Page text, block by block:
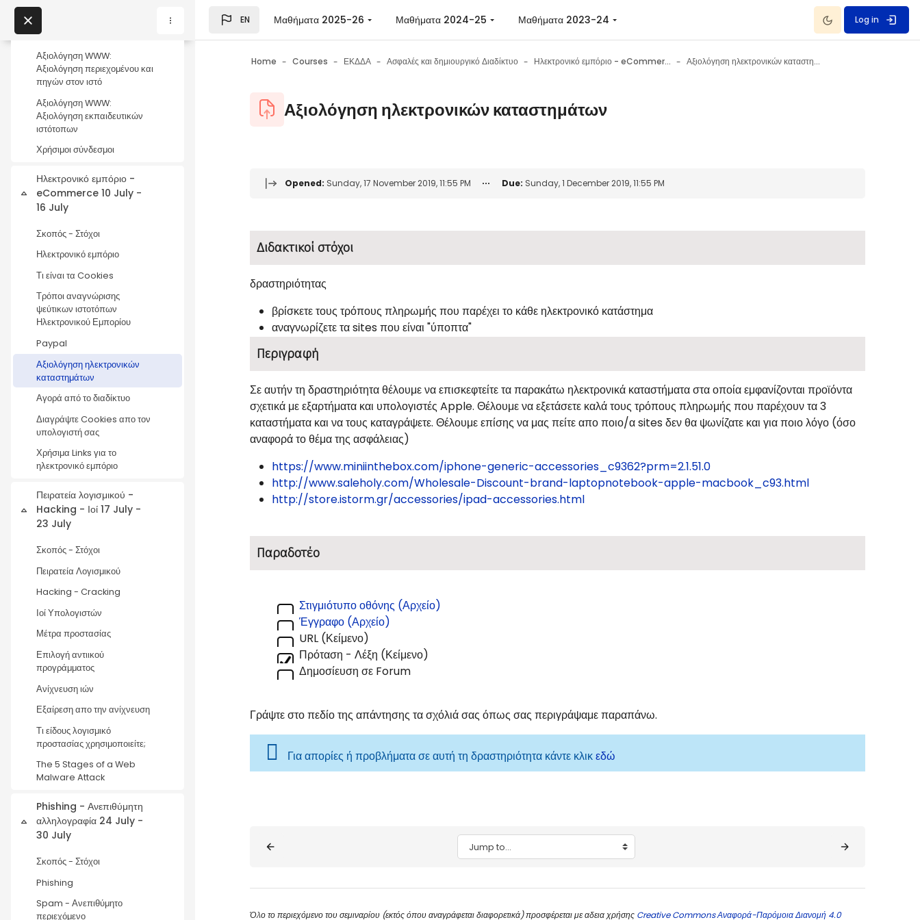
Blocks
Blocks
Αξιολόγηση WWW:
ιστότοπων
Αξιολόγηση WWW:
Αξιολόγηση περιεχομένου και
πηγών στον ιστό
Αξιολόγηση WWW:
Αξιολόγηση εκπαιδευτικών
ιστότοπων
Χρήσιμοι σύνδεσμοι
Collapse
Ηλεκτρονικό εμπόριο -
eCommerce 10 July -
16 July
Σκοπός - Στόχοι
Ηλεκτρονικό εμπόριο
Τι είναι τα Cookies
Τρόποι αναγνώρισης
ψεύτικων ιστοτόπων
Ηλεκτρονικού Εμπορίου
Paypal
Αξιολόγηση ηλεκτρονικών
καταστημάτων
Αγορά από το διαδίκτυο
Διαγράψτε Cookies απο τον
υπολογιστή σας
Χρήσιμα Links για το
ηλεκτρονικό εμπόριο
Collapse
Πειρατεία λογισμικού -
Hacking - Ιοί 17 July -
23 July
Σκοπός - Στόχοι
Πειρατεία Λογισμικού
Hacking - Cracking
Ιοί Υπολογιστών
Μέτρα προστασίας
Επιλογή αντιικού
προγράμματος
Ανίχνευση ιών
Εξαίρεση απο την ανίχνευση
Τι είδους λογισμικό
προστασίας χρησιμοποιείτε;
The 5 Stages of a Web
Malware Attack
Collapse
Phishing - Ανεπιθύμητη
αλληλογραφία 24 July -
30 July
Σκοπός - Στόχοι
Phishing
Spam - Ανεπιθύμητο
περιεχόμενο
EN Μαθήματα 2025-26 Μαθήματα 2024-25 Μαθήματα 2023-24 Dark Mode
Log in
Home Courses ΕΚΔΔΑ Ασφαλές και δημιουργικό Διαδίκτυο Ηλεκτρονικό εμπόριο - eCommerce 10 July - 16 July Αξιολόγηση ηλεκτρονικών καταστημάτων
BlocksΑξιολόγηση ηλεκτρονικών καταστημάτων
Blocks
Completion requirements
Opened: Sunday, 17 November 2019, 11:55 PM Due: Sunday, 1 December 2019, 11:55 PM
Διδακτικοί στόχοι
δραστηριότητας
βρίσκετε τους τρόπους πληρωμής που παρέχει το κάθε ηλεκτρονικό κατάστημα
αναγνωρίζετε τα sites που είναι "ύποπτα"
Περιγραφή
Σε αυτήν τη δραστηριότητα θέλουμε να επισκεφτείτε τα παρακάτω ηλεκτρονικά καταστήματα στα οποία εμφανίζονται προϊόντα
σχετικά με εξαρτήματα και υπολογιστές Apple. Θέλουμε να εξετάσετε καλά τους τρόπους πληρωμής που παρέχουν τα 3
καταστήματα και να τους καταγράψετε. Θέλουμε επίσης να μας πείτε απο ποιο/α sites δεν θα ψωνίζατε και για ποιο λόγο (όσο
αναφορά το θέμα της ασφάλειας)
https://www.miniinthebox.com/iphone-generic-accessories_c9362?prm=2.1.51.0
http://www.saleholy.com/Wholesale-Discount-brand-laptopnotebook-apple-macbook_c93.html
http://store.istorm.gr/accessories/ipad-accessories.html
Παραδοτέο
Στιγμιότυπο οθόνης (Αρχείο)
Έγγραφο (Αρχείο)
URL (Κείμενο)
Πρόταση - Λέξη (Κείμενο)
Δημοσίευση σε Forum
Γράψτε στο πεδίο της απάντησης τα σχόλιά σας όπως σας περιγράψαμε παραπάνω.
Για απορίες ή προβλήματα σε αυτή τη δραστηριότητα κάντε κλικεδώ
Blocks Jump to...
Όλο το περιεχόμενο του σεμιναρίου (εκτός όπου αναγράφεται διαφορετικά) προσφέρεται με αδεια χρήσης Creative Commons Αναφορά-Παρόμοια Διανομή 4.0